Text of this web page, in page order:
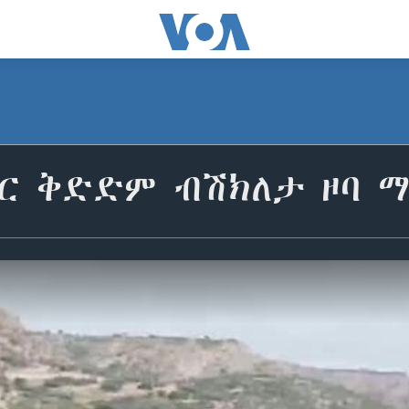
ቅድድም ብሽክለታ ዞባ